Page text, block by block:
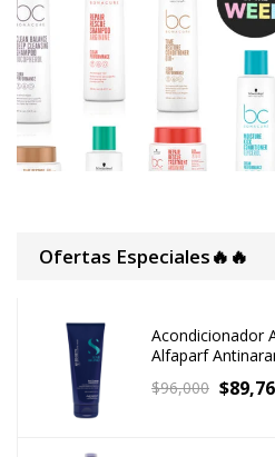
Ofertas Especiales🔥🔥
Acondicionador
Alfaparf
$96,000 $